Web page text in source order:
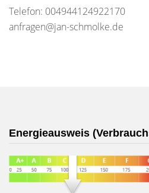
Telefon: 004944124922170
anfragen@jan-schmolke.de
Energieausweis